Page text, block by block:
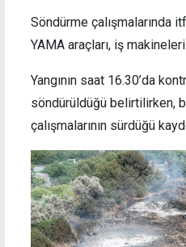
Söndürme çalışmalarında
YAMA araçları, iş
Yangının saat 16.30’da
söndürüldüğü belirtilirken,
çalışmalarının sürdüğü